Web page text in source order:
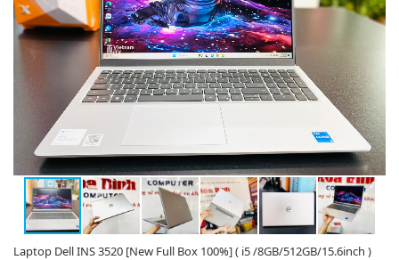
Laptop Dell INS 3520 [New Full Box 100%] ( i5 /8GB/512GB/15.6inch )